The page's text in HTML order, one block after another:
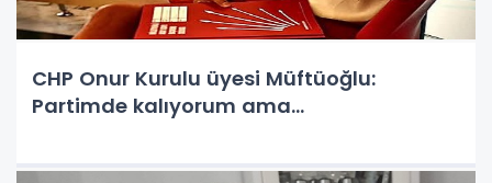
CHP Onur Kurulu üyesi Müftüoğlu:
Partimde kalıyorum ama…